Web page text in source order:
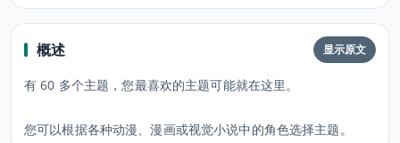
概述 显示原文
有 60 多个主题，您最喜欢的主题可能就在这里。
您可以根据各种动漫、漫画或视觉小说中的角色选择主题。